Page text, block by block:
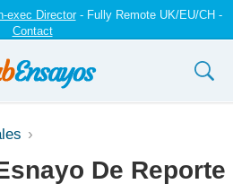
exec Director- Fully Remote UK/EU/CH -
Contact
De